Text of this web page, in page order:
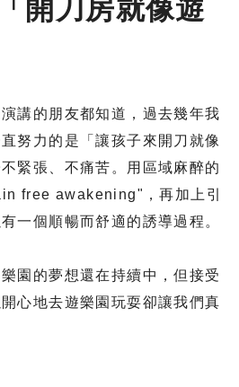
開刀房就像遊
講的朋友都知道，過去幾年我
努力的是「讓孩子來開刀就像
緊張、不痛苦。用區域麻醉的
free awakening"，再加上引
一個順暢而舒適的誘導過程。
園的夢想還在持續中，但接受
心地去遊樂園玩耍卻讓我們真